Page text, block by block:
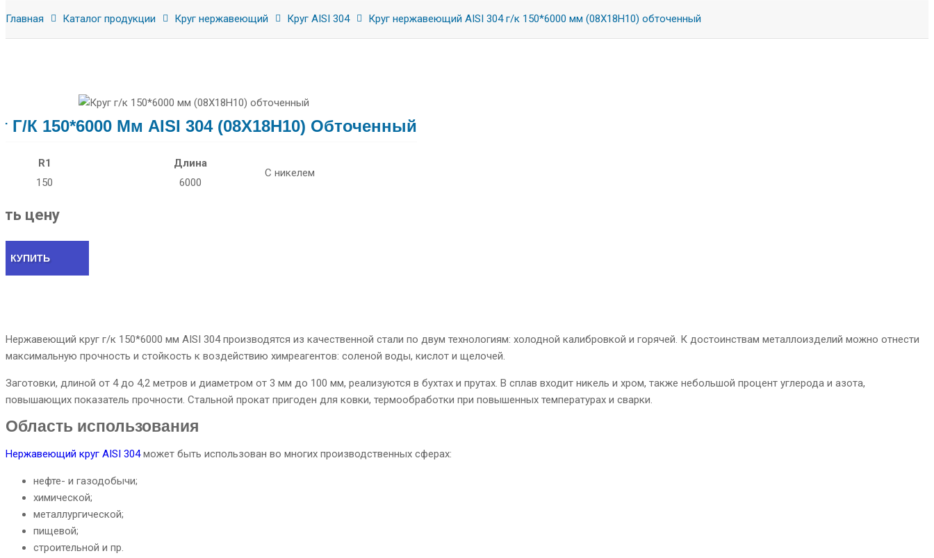
Главная Каталог продукции Круг нержавеющий Круг AISI 304 Круг нержавеющий AISI 304 г/к 150*6000 мм (08Х18Н10) обточенный
Г/к 150*6000 Мм AISI 304 (08Х18Н10) Обточенный
R1 Длина
С никелем
150 6000
цену
КУПИТЬ
Нержавеющий круг г/к 150*6000 мм AISI 304 производятся из качественной стали по двум технологиям: холодной калибровкой и горячей. К достоинствам металлоизделий можно отнести
максимальную прочность и стойкость к воздействию химреагентов: соленой воды, кислот и щелочей.
Заготовки, длиной от 4 до 4,2 метров и диаметром от 3 мм до 100 мм, реализуются в бухтах и прутах. В сплав входит никель и хром, также небольшой процент углерода и азота,
повышающих показатель прочности. Стальной прокат пригоден для ковки, термообработки при повышенных температурах и сварки.
Область использования
Нержавеющий круг AISI 304может быть использован во многих производственных сферах:
нефте- и газодобычи;
химической;
металлургической;
пищевой;
строительной и пр.